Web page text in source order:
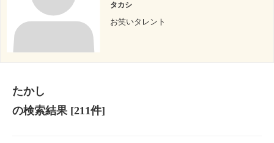
タカシ
お笑いタレント
たかし
の検索結果[211件]